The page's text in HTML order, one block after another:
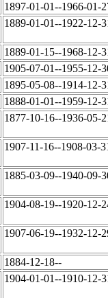
1897-01-01--1966-01-
1889-01-01--1922-12-
1889-01-15--1968-12-
1905-07-01--1955-12-
1895-05-08--1914-12-
1888-01-01--1959-12-
1877-10-16--1936-05-
1907-11-16--1908-03-
1885-03-09--1940-09-
1904-08-19--1920-12-
1907-06-19--1932-12-
1884-12-18--
1904-01-01--1910-12-